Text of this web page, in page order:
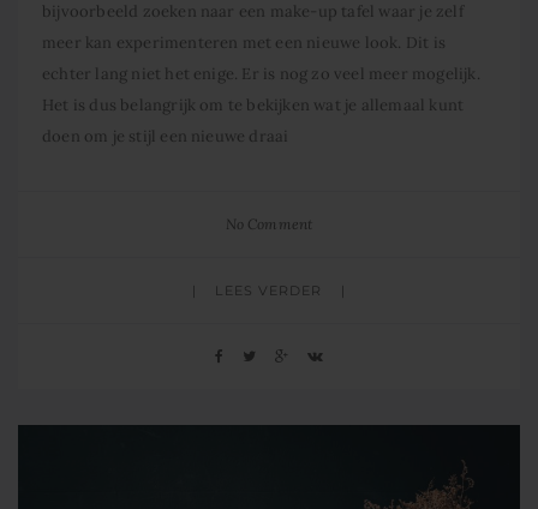
bijvoorbeeld zoeken naar een make-up tafel waar je zelf
meer kan experimenteren met een nieuwe look. Dit is
echter lang niet het enige. Er is nog zo veel meer mogelijk.
Het is dus belangrijk om te bekijken wat je allemaal kunt
doen om je stijl een nieuwe draai
No Comment
LEES VERDER